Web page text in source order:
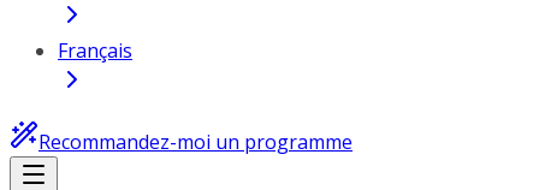
Français
Recommandez-moi un programme